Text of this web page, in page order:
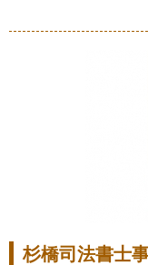
杉橋司法書士